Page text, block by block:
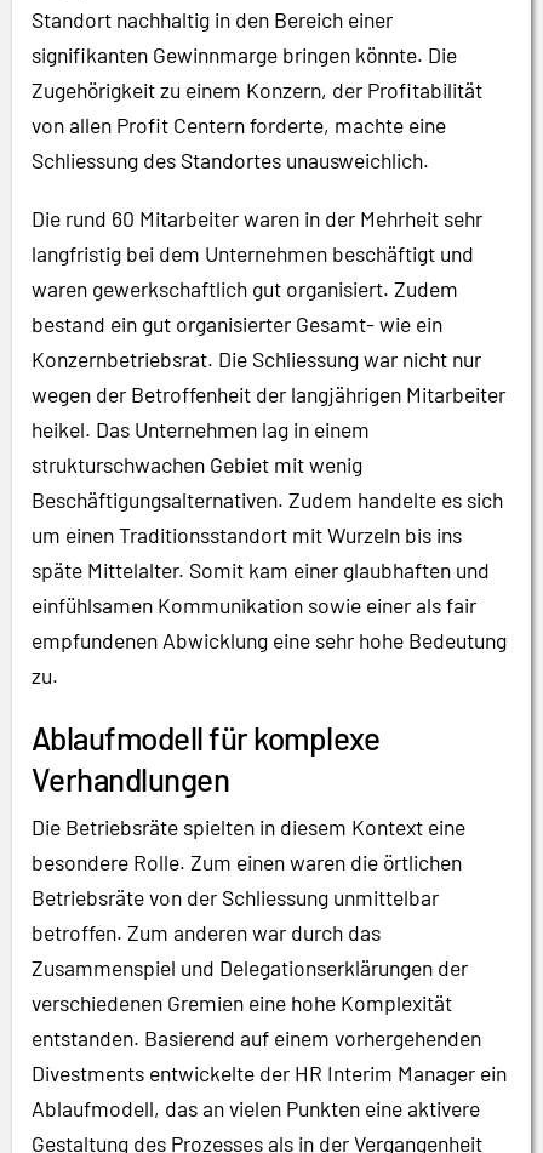
Standort nachhaltig in den Bereich einer
signifikanten Gewinnmarge bringen könnte. Die
Zugehörigkeit zu einem Konzern, der Profitabilität
von allen Profit Centern forderte, machte eine
Schliessung des Standortes unausweichlich.
Die rund 60 Mitarbeiter waren in der Mehrheit sehr
langfristig bei dem Unternehmen beschäftigt und
waren gewerkschaftlich gut organisiert. Zudem
bestand ein gut organisierter Gesamt- wie ein
Konzernbetriebsrat. Die Schliessung war nicht nur
wegen der Betroffenheit der langjährigen Mitarbeiter
heikel. Das Unternehmen lag in einem
strukturschwachen Gebiet mit wenig
Beschäftigungsalternativen. Zudem handelte es sich
um einen Traditionsstandort mit Wurzeln bis ins
späte Mittelalter. Somit kam einer glaubhaften und
einfühlsamen Kommunikation sowie einer als fair
empfundenen Abwicklung eine sehr hohe Bedeutung
zu.
Ablaufmodell für komplexe
Verhandlungen
Die Betriebsräte spielten in diesem Kontext eine
besondere Rolle. Zum einen waren die örtlichen
Betriebsräte von der Schliessung unmittelbar
betroffen. Zum anderen war durch das
Zusammenspiel und Delegationserklärungen der
verschiedenen Gremien eine hohe Komplexität
entstanden. Basierend auf einem vorhergehenden
Divestments entwickelte der HR Interim Manager ein
Ablaufmodell, das an vielen Punkten eine aktivere
Gestaltung des Prozesses als in der Vergangenheit